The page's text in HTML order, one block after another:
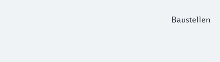
Baustellen